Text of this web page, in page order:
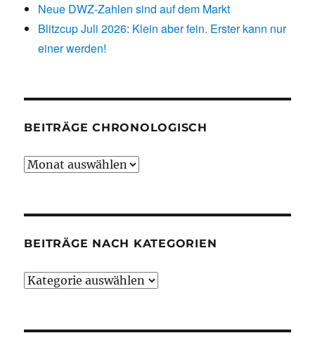
Neue DWZ-Zahlen sind auf dem Markt
Blitzcup Juli 2026: Klein aber fein. Erster kann nur
einer werden!
BEITRÄGE CHRONOLOGISCH
Beiträge
BEITRÄGE NACH KATEGORIEN
Beiträge